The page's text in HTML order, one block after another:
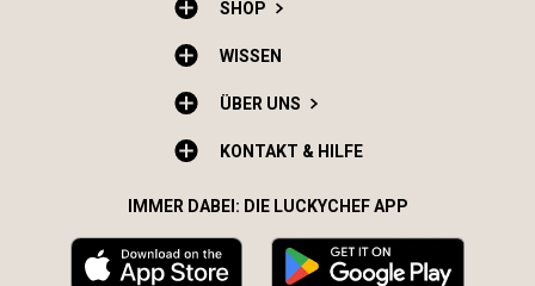
SHOP
WISSEN
ÜBER UNS
KONTAKT & HILFE
IMMER DABEI: DIE LUCKYCHEF APP